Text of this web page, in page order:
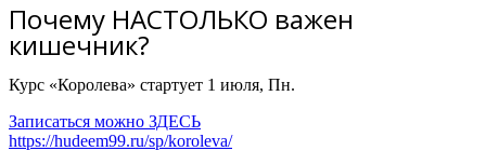
Почему НАСТОЛЬКО важен
кишечник?
Курс «Королева» стартует 1 июля, Пн.
Записаться можно ЗДЕСЬ
https://hudeem99.ru/sp/koroleva/